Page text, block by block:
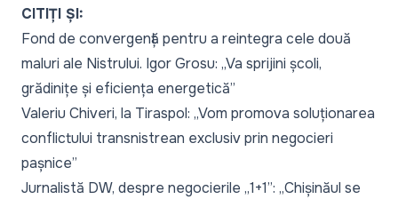
CITIȚI ȘI:
Fond de convergență pentru a reintegra cele două
maluri ale Nistrului. Igor Grosu: „Va sprijini școli,
grădinițe și eficiența energetică”
Valeriu Chiveri, la Tiraspol: „Vom promova soluționarea
conflictului transnistrean exclusiv prin negocieri
pașnice”
Jurnalistă DW, despre negocierile „1+1”: „Chișinăul se